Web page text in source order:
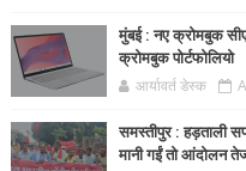
मुंबई : नए क्रोमबुक
क्रोमबुक पोर्टफोलियो
आर्यावर्त डेस्क
समस्तीपुर : हड़ताली
मानी गईं तो आंदोलन